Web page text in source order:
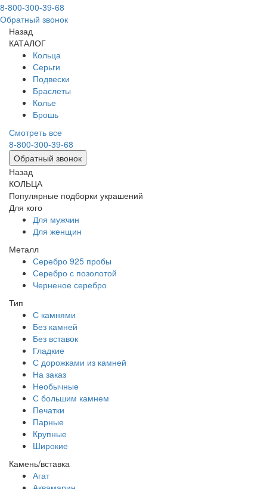
8-800-300-39-68
Обратный звонок
Назад
КАТАЛОГ
Кольца
Серьги
Подвески
Браслеты
Колье
Брошь
Смотреть все
8-800-300-39-68
Обратный звонок
Назад
КОЛЬЦА
Популярные подборки украшений
Для кого
Для мужчин
Для женщин
Металл
Серебро 925 пробы
Серебро с позолотой
Черненое серебро
Тип
С камнями
Без камней
Без вставок
Гладкие
С дорожками из камней
На заказ
Необычные
С большим камнем
Печатки
Парные
Крупные
Широкие
Камень/вставка
Агат